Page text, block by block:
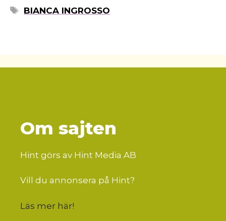
ETIKETTER
BIANCA INGROSSO
Om sajten
Hint görs av Hint Media AB
Vill du annonsera på Hint?
Läs mer här!